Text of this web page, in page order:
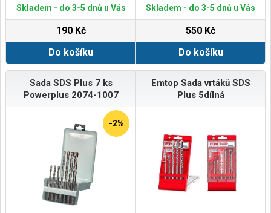
Skladem - do 3-5 dnů u Vás
190 Kč
Do košíku
Skladem - do 3-5 dnů u Vás
550 Kč
Do košíku
Sada SDS Plus 7 ks
Powerplus 2074-1007
-2%
Emtop Sada vrtáků SDS
Plus 5dílná